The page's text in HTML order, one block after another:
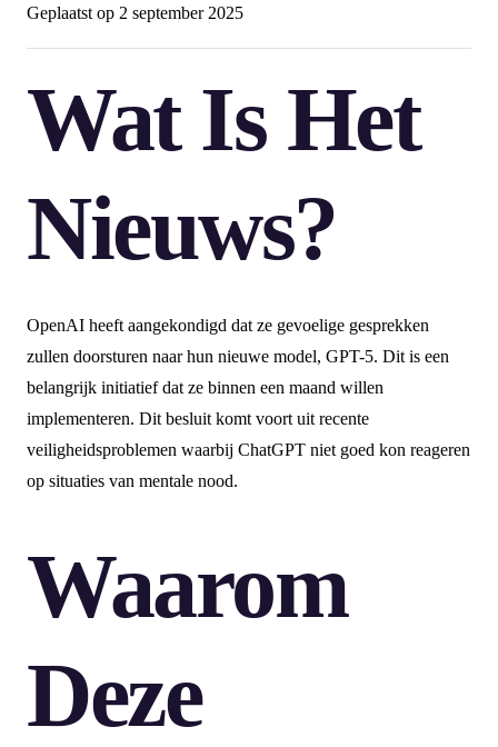
Geplaatst op 2 september 2025
Wat Is Het
Nieuws?
OpenAI heeft aangekondigd dat ze gevoelige gesprekken
zullen doorsturen naar hun nieuwe model, GPT-5. Dit is een
belangrijk initiatief dat ze binnen een maand willen
implementeren. Dit besluit komt voort uit recente
veiligheidsproblemen waarbij ChatGPT niet goed kon reageren
op situaties van mentale nood.
Waarom
Deze